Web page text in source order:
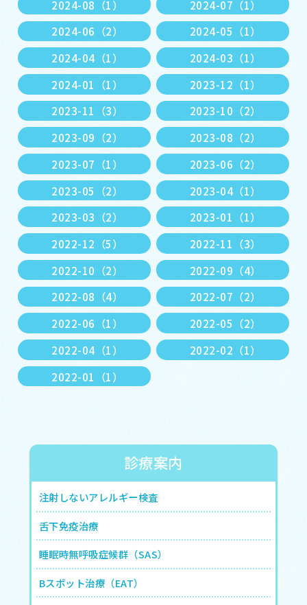
2024-08（1）
2024-07（1）
2024-06（2）
2024-05（1）
2024-04（1）
2024-03（1）
2024-01（1）
2023-12（1）
2023-11（3）
2023-10（2）
2023-09（2）
2023-08（2）
2023-07（1）
2023-06（2）
2023-05（2）
2023-04（1）
2023-03（2）
2023-01（1）
2022-12（5）
2022-11（3）
2022-10（2）
2022-09（4）
2022-08（4）
2022-07（2）
2022-06（1）
2022-05（2）
2022-04（1）
2022-02（1）
2022-01（1）
診療案内
注射しないアレルギー検査
舌下免疫治療
睡眠時無呼吸症候群（SAS）
Bスポット治療（EAT）